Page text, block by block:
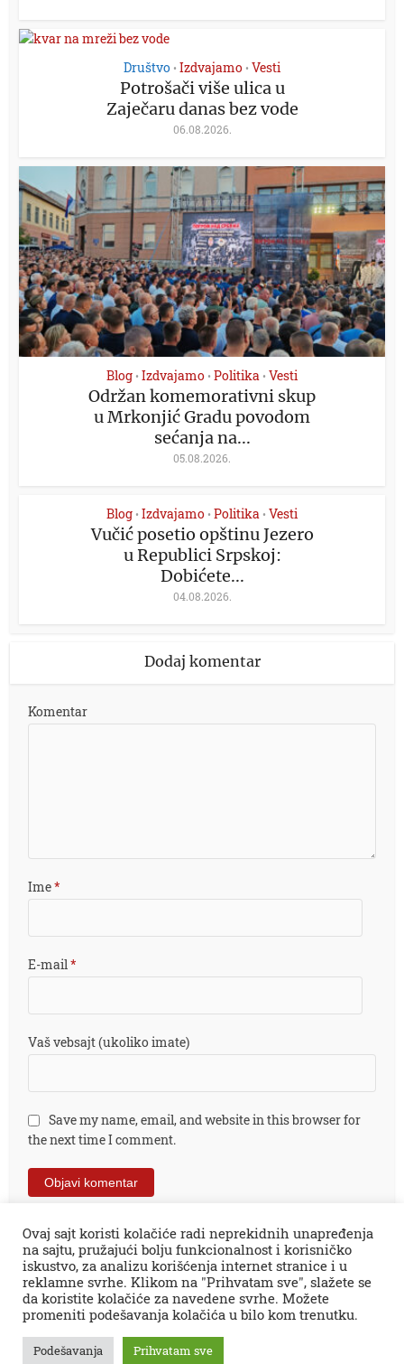
Društvo • Izdvajamo • Vesti
Potrošači više ulica u
Zaječaru danas bez vode
06.08.2026.
Blog • Izdvajamo • Politika • Vesti
Održan komemorativni skup
u Mrkonjić Gradu povodom
sećanja na...
05.08.2026.
Blog • Izdvajamo • Politika • Vesti
Vučić posetio opštinu Jezero
u Republici Srpskoj:
Dobićete...
04.08.2026.
Dodaj komentar
Komentar
Ime*
E-mail*
Vaš vebsajt (ukoliko imate)
Save my name, email, and website in this browser for
the next time I comment.
Sva prava zadržana © 2026. Zaječar Online
impresum PR tekstovi kontakt kolumne
Ovaj sajt koristi kolačiće radi neprekidnih unapređenja
na sajtu, pružajući bolju funkcionalnost i korisničko
iskustvo, za analizu korišćenja internet stranice i u
reklamne svrhe. Klikom na "Prihvatam sve", slažete se
da koristite kolačiće za navedene svrhe. Možete
promeniti podešavanja kolačića u bilo kom trenutku.
Podešavanja Prihvatam sve